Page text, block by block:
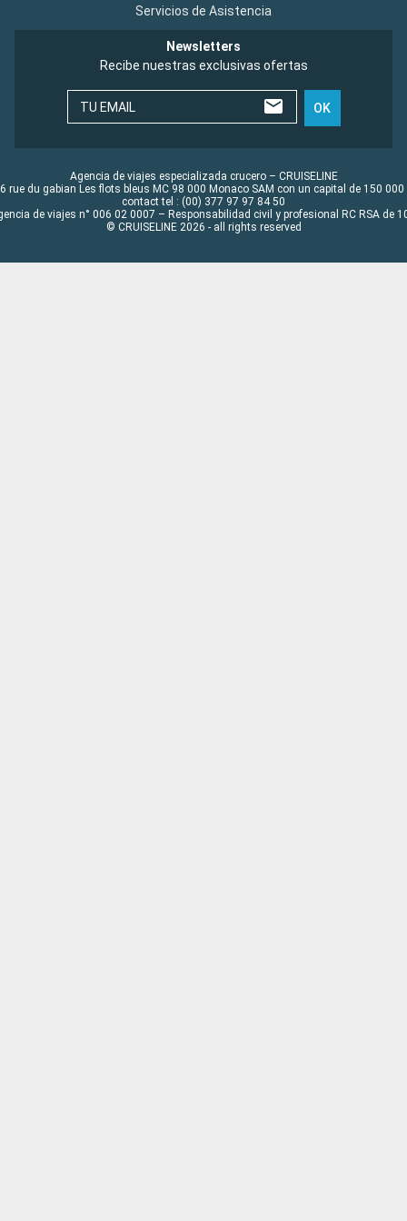
Servicios de Asistencia
Newsletters
Recibe nuestras exclusivas ofertas
TU EMAIL OK
Agencia de viajes especializada crucero – CRUISELINE
rue du gabian Les flots bleus MC 98 000 Monaco SAM con un capital de 150 000
contact tel : (00) 377 97 97 84 50
de viajes n° 006 02 0007 – Responsabilidad civil y profesional RC RSA de
© CRUISELINE 2026 - all rights reserved